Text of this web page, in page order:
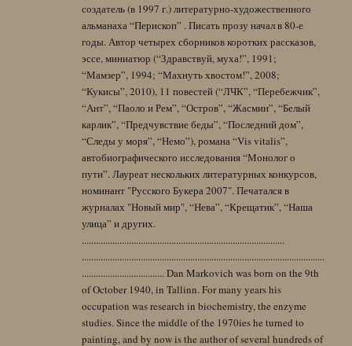
создатель (в 1997 г.) литературно-художественного
альманаха “Перископ” . Писать прозу начал в 80-е
годы. Автор четырех сборников коротких рассказов,
эссе, миниатюр (“Здравствуй, муха!”, 1991;
“Мамзер”, 1994; “Махнуть хвостом!”, 2008;
“Кукисы”, 2010), 11 повестей (“ЛЧК”, “Перебежчик”,
“Ант”, “Паоло и Рем”, “Остров”, “Жасмин”, “Белый
карлик”, “Предчувствие беды”, “Последний дом”,
“Следы у моря”, “Немо”), романа “Vis vitalis”,
автобиографического исследования “Монолог о
пути”. Лауреат нескольких литературных конкурсов,
номинант "Русского Букера 2007". Печатался в
журналах "Новый мир", “Нева”, “Крещатик”, “Наша
улица” и других.
......................................................................................
.......................................................................................................
................................... Dan Markovich was born on the 9th
of October 1940, in Tallinn. For many years his
occupation was research in biochemistry, the enzyme
studies. Since the middle of the 1970ies he turned to
painting, and by now is the author of several hundreds of